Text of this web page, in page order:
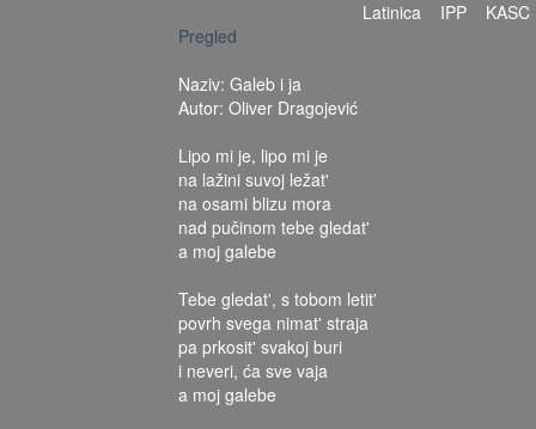
Latinica IPP
KASC
Pregled
Naziv: Galeb i ja
Autor: Oliver Dragojević
Lipo mi je, lipo mi je
na lažini suvoj ležat'
na osami blizu mora
nad pučinom tebe gledat'
a moj galebe
Tebe gledat', s tobom letit'
povrh svega nimat' straja
pa prkosit' svakoj buri
i neveri, ća sve vaja
a moj galebe